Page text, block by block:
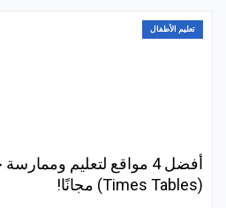
تعليم الأطفال
أفضل 4 مواقع لتعليم
(Times Tables) مجانًا!